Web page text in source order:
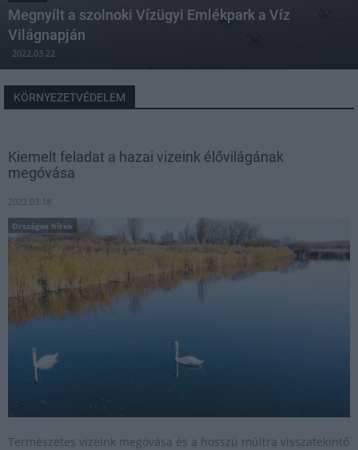
Megnyílt a szolnoki Vízügyi Emlékpark a Víz
Világnapján
2022.03.22
KÖRNYEZETVÉDELEM
Kiemelt feladat a hazai vizeink élővilágának
megóvása
2022.03.18
Országos hírek
Természetes vizeink megóvása és a hosszú múltra visszatekintő